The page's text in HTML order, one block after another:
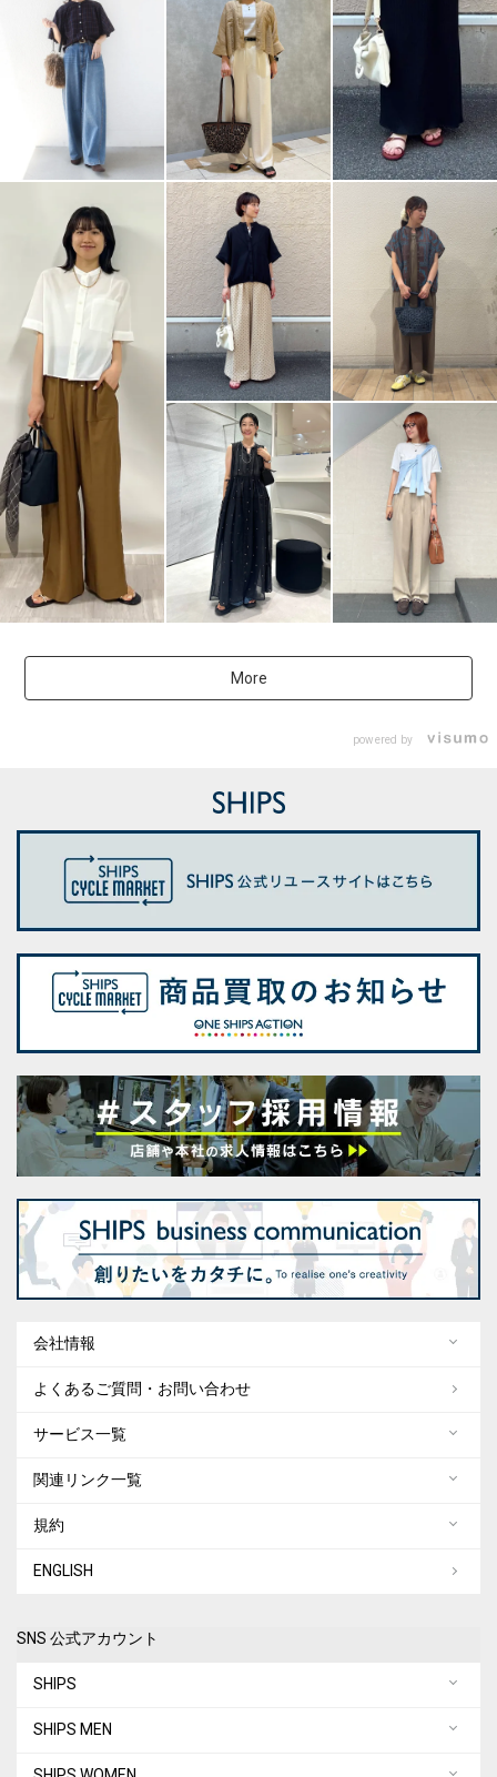
More
powered by
会社情報
よくあるご質問・お問い合わせ
サービス一覧
関連リンク一覧
規約
ENGLISH
SNS 公式アカウント
SHIPS
SHIPS MEN